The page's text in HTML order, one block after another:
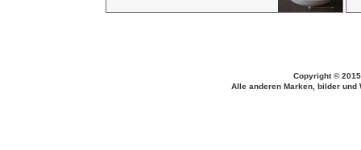
Copyright ©
Alle anderen Marken, bilder und